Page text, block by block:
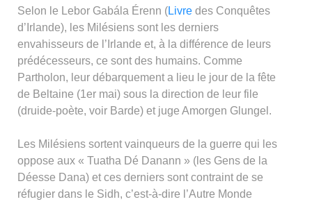
Selon le Lebor Gabála Érenn (Livre des Conquêtes
d’Irlande), les Milésiens sont les derniers
envahisseurs de l’Irlande et, à la différence de leurs
prédécesseurs, ce sont des humains. Comme
Partholon, leur débarquement a lieu le jour de la fête
de Beltaine (1er mai) sous la direction de leur file
(druide-poète, voir Barde) et juge Amorgen Glungel.
Les Milésiens sortent vainqueurs de la guerre qui les
oppose aux « Tuatha Dé Danann » (les Gens de la
Déesse Dana) et ces derniers sont contraint de se
réfugier dans le Sidh, c’est-à-dire l’Autre Monde